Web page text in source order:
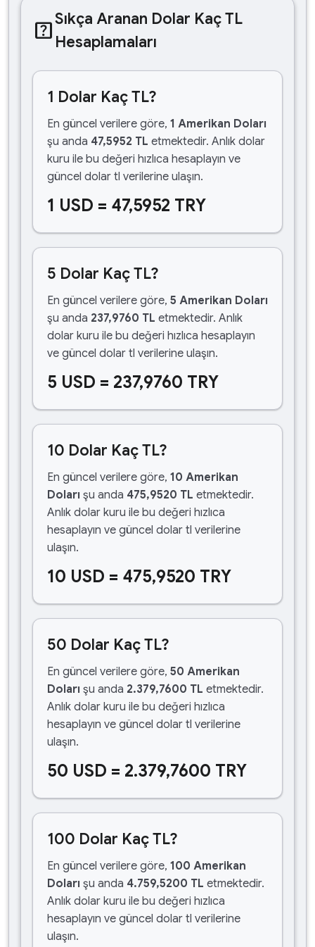
help_centerSıkça Aranan Dolar Kaç TL
Hesaplamaları
1 Dolar Kaç TL?
En güncel verilere göre, 1 Amerikan Doları
şu anda 47,5952 TL etmektedir. Anlık dolar
kuru ile bu değeri hızlıca hesaplayın ve
güncel dolar tl verilerine ulaşın.
1 USD = 47,5952 TRY
5 Dolar Kaç TL?
En güncel verilere göre, 5 Amerikan Doları
şu anda 237,9760 TL etmektedir. Anlık
dolar kuru ile bu değeri hızlıca hesaplayın
ve güncel dolar tl verilerine ulaşın.
5 USD = 237,9760 TRY
10 Dolar Kaç TL?
En güncel verilere göre, 10 Amerikan
Doları şu anda 475,9520 TL etmektedir.
Anlık dolar kuru ile bu değeri hızlıca
hesaplayın ve güncel dolar tl verilerine
ulaşın.
10 USD = 475,9520 TRY
50 Dolar Kaç TL?
En güncel verilere göre, 50 Amerikan
Doları şu anda 2.379,7600 TL etmektedir.
Anlık dolar kuru ile bu değeri hızlıca
hesaplayın ve güncel dolar tl verilerine
ulaşın.
50 USD = 2.379,7600 TRY
100 Dolar Kaç TL?
En güncel verilere göre, 100 Amerikan
Doları şu anda 4.759,5200 TL etmektedir.
Anlık dolar kuru ile bu değeri hızlıca
hesaplayın ve güncel dolar tl verilerine
ulaşın.